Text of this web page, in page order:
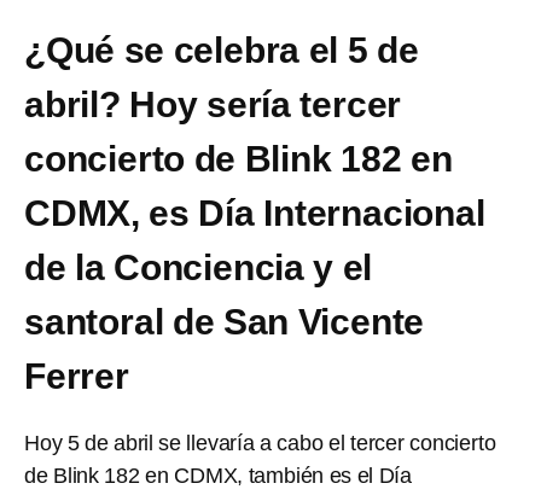
¿Qué se celebra el 5 de
abril? Hoy sería tercer
concierto de Blink 182 en
CDMX, es Día Internacional
de la Conciencia y el
santoral de San Vicente
Ferrer
Hoy 5 de abril se llevaría a cabo el tercer concierto
de Blink 182 en CDMX, también es el Día